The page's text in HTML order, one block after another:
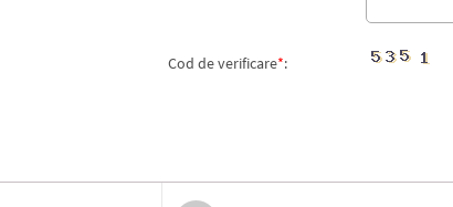
Cod de verificare*: